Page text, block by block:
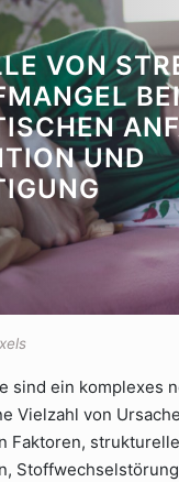
VON
UND
sind ein komplexes
Vielzahl von
Faktoren,